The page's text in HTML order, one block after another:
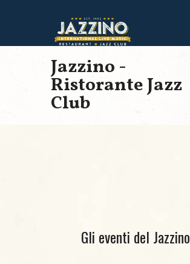
Jazzino -
Ristorante Jazz
Club
Gli eventi del Jazzino